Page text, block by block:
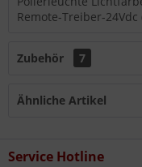
Remote-Treiber-
Zubehör 7
Ähnliche Artikel
Service Hotline